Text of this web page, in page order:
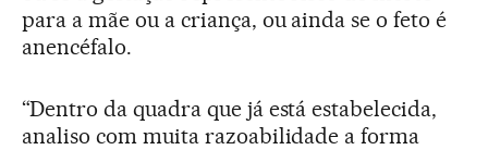
para a mãe ou a criança, ou ainda se o feto é
anencéfalo.
“Dentro da quadra que já está estabelecida,
analiso com muita razoabilidade a forma